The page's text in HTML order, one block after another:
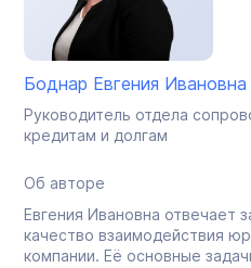
Боднар Евгения Ивановна
Руководитель отдела
кредитам и долгам
Об авторе
Евгения Ивановна отвечает
качество взаимодействия
компании. Её основные